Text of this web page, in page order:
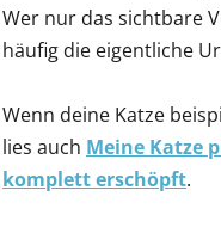
Wer nur das sichtbare
häufig die eigentliche
Wenn deine Katze
lies auch Meine Katze
komplett erschöpft.